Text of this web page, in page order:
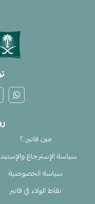
مين فانير..؟
سياسة الإسترجاع
سياسة الخصوصية
نقاط الولاء في فانير